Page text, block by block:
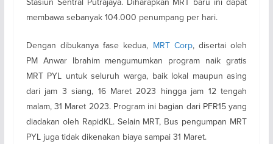
membawa sebanyak 104.000 penumpang per hari.
Dengan dibukanya fase kedua, MRT Corp, disertai oleh
PM Anwar Ibrahim mengumumkan program naik gratis
MRT PYL untuk seluruh warga, baik lokal maupun asing
dari jam 3 siang, 16 Maret 2023 hingga jam 12 tengah
malam, 31 Maret 2023. Program ini bagian dari PFR15 yang
diadakan oleh RapidKL. Selain MRT, Bus pengumpan MRT
PYL juga tidak dikenakan biaya sampai 31 Maret.